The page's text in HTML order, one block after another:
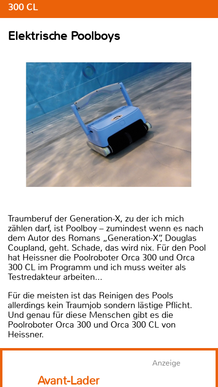
300 CL
Elektrische Poolboys
Traumberuf der Generation-X, zu der ich mich
zählen darf, ist Poolboy – zumindest wenn es nach
dem Autor des Romans „Generation-X“, Douglas
Coupland, geht. Schade, das wird nix. Für den Pool
hat Heissner die Poolroboter Orca 300 und Orca
300 CL im Programm und ich muss weiter als
Testredakteur arbeiten…
Für die meisten ist das Reinigen des Pools
allerdings kein Traumjob sondern lästige Pflicht.
Und genau für diese Menschen gibt es die
Poolroboter Orca 300 und Orca 300 CL von
Heissner.
Anzeige
Avant-Lader